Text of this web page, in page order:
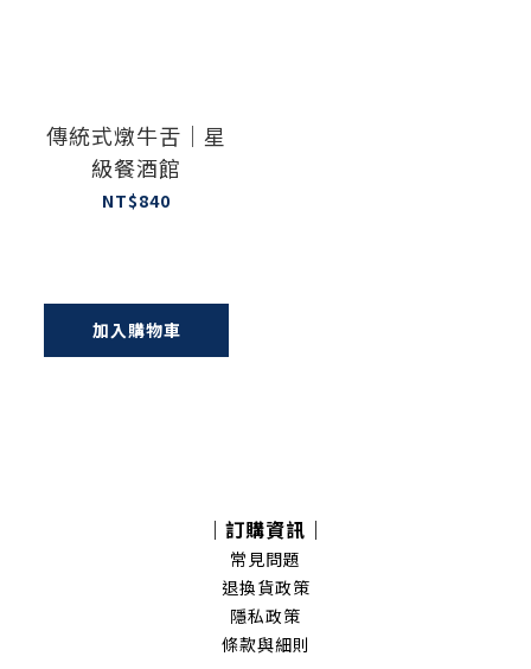
傳統式燉牛舌｜星
級餐酒館
NT$840
加入購物車
｜訂購資訊｜
常見問題
退換貨政策
隱私政策
條款與細則